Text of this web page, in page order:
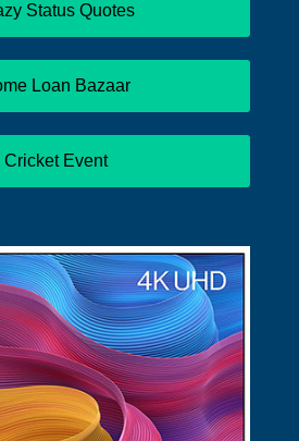
Status Quotes
Loan Bazaar
Cricket Event